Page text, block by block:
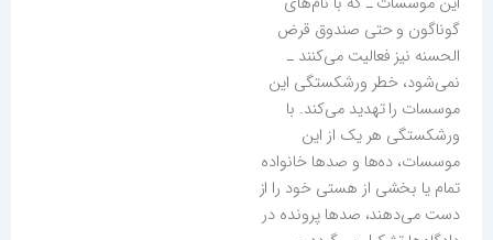
گوناگون و حتی صندوق قرض
الحسنه نیز فعالیت می‌کنند ـ
نمی‌‌شود، خطر ورشکستگی این
موسسات را تهدید می‌کند. با
ورشکستگی هر یک از این
موسسات، ده‌ها و صدها خانواده
تمام یا بخشی از هستی خود را از
دست می‌دهند، صدها پرونده در